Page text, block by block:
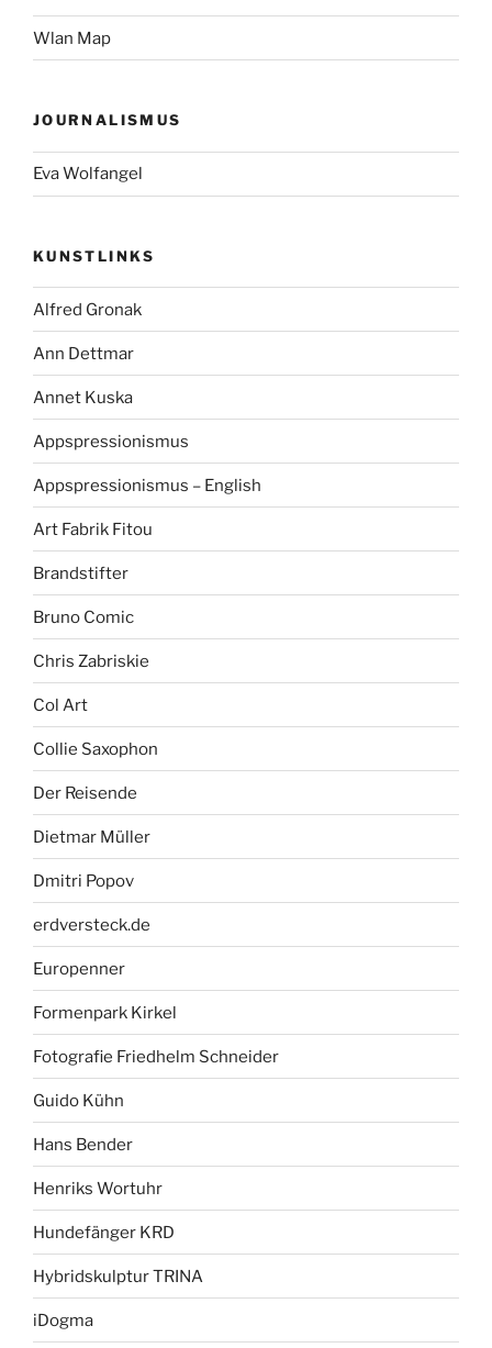
Wlan Map
JOURNALISMUS
Eva Wolfangel
KUNSTLINKS
Alfred Gronak
Ann Dettmar
Annet Kuska
Appspressionismus
Appspressionismus – English
Art Fabrik Fitou
Brandstifter
Bruno Comic
Chris Zabriskie
Col Art
Collie Saxophon
Der Reisende
Dietmar Müller
Dmitri Popov
erdversteck.de
Europenner
Formenpark Kirkel
Fotografie Friedhelm Schneider
Guido Kühn
Hans Bender
Henriks Wortuhr
Hundefänger KRD
Hybridskulptur TRINA
iDogma